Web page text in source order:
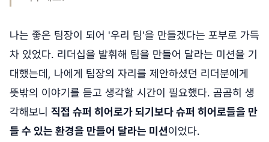
나는 좋은 팀장이 되어 '우리 팀'을 만들겠다는 포부로 가득
차 있었다. 리더십을 발휘해 팀을 만들어 달라는 미션을 기
대했는데, 나에게 팀장의 자리를 제안하셨던 리더분에게
뜻밖의 이야기를 듣고 생각할 시간이 필요했다. 곰곰히 생
각해보니 직접 슈퍼 히어로가 되기보다 슈퍼 히어로들을 만
들 수 있는 환경을 만들어 달라는 미션이었다.